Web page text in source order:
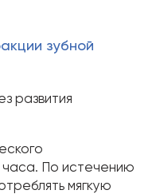
зубной
развития
По истечению
мягкую